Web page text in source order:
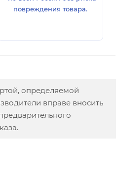
повреждения товара.
определяемой
вправе вносить